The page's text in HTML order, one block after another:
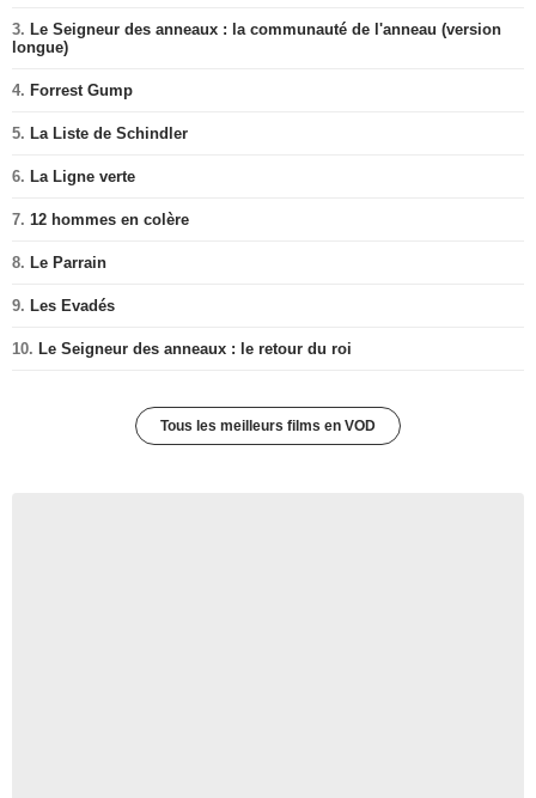
3. Le Seigneur des anneaux : la communauté de l'anneau (version
longue)
4. Forrest Gump
5. La Liste de Schindler
6. La Ligne verte
7. 12 hommes en colère
8. Le Parrain
9. Les Evadés
10. Le Seigneur des anneaux : le retour du roi
Tous les meilleurs films en VOD